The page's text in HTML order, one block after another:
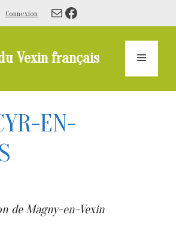
Connexion E-mailFacebook
Vexin français Menu
EN-
de Magny-en-Vexin